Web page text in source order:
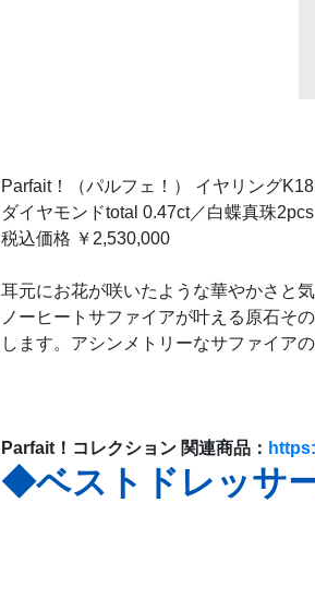
Parfait！（パルフェ！） イヤリング
ダイヤモンドtotal 0.47ct／白蝶真珠2pcs
税込価格 ￥2,530,000
耳元にお花が咲いたような華やかさと
ノーヒートサファイアが叶える原石そ
します。アシンメトリーなサファイア
Parfait！コレクション 関連商品：
◆ベストドレッサ